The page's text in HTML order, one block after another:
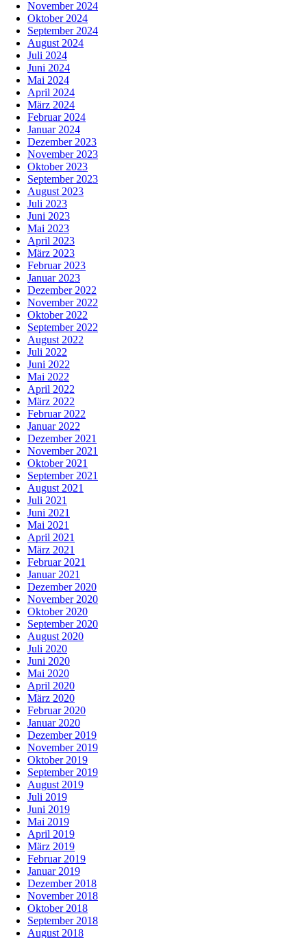
November 2024
Oktober 2024
September 2024
August 2024
Juli 2024
Juni 2024
Mai 2024
April 2024
März 2024
Februar 2024
Januar 2024
Dezember 2023
November 2023
Oktober 2023
September 2023
August 2023
Juli 2023
Juni 2023
Mai 2023
April 2023
März 2023
Februar 2023
Januar 2023
Dezember 2022
November 2022
Oktober 2022
September 2022
August 2022
Juli 2022
Juni 2022
Mai 2022
April 2022
März 2022
Februar 2022
Januar 2022
Dezember 2021
November 2021
Oktober 2021
September 2021
August 2021
Juli 2021
Juni 2021
Mai 2021
April 2021
März 2021
Februar 2021
Januar 2021
Dezember 2020
November 2020
Oktober 2020
September 2020
August 2020
Juli 2020
Juni 2020
Mai 2020
April 2020
März 2020
Februar 2020
Januar 2020
Dezember 2019
November 2019
Oktober 2019
September 2019
August 2019
Juli 2019
Juni 2019
Mai 2019
April 2019
März 2019
Februar 2019
Januar 2019
Dezember 2018
November 2018
Oktober 2018
September 2018
August 2018